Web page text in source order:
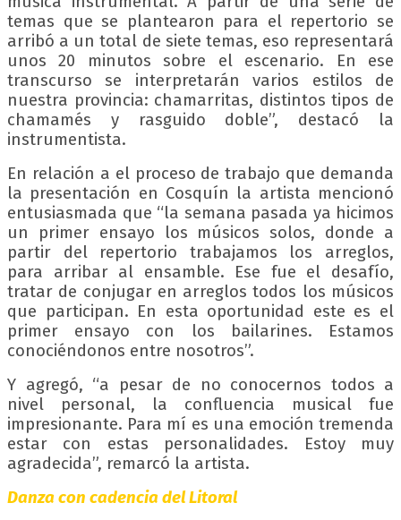
temas que se plantearon para el repertorio se
arribó a un total de siete temas, eso representará
unos 20 minutos sobre el escenario. En ese
transcurso se interpretarán varios estilos de
nuestra provincia: chamarritas, distintos tipos de
chamamés y rasguido doble”, destacó la
instrumentista.
En relación a el proceso de trabajo que demanda
la presentación en Cosquín la artista mencionó
entusiasmada que “la semana pasada ya hicimos
un primer ensayo los músicos solos, donde a
partir del repertorio trabajamos los arreglos,
para arribar al ensamble. Ese fue el desafío,
tratar de conjugar en arreglos todos los músicos
que participan. En esta oportunidad este es el
primer ensayo con los bailarines. Estamos
conociéndonos entre nosotros”.
Y agregó, “a pesar de no conocernos todos a
nivel personal, la confluencia musical fue
impresionante. Para mí es una emoción tremenda
estar con estas personalidades. Estoy muy
agradecida”, remarcó la artista.
Danza con cadencia del Litoral